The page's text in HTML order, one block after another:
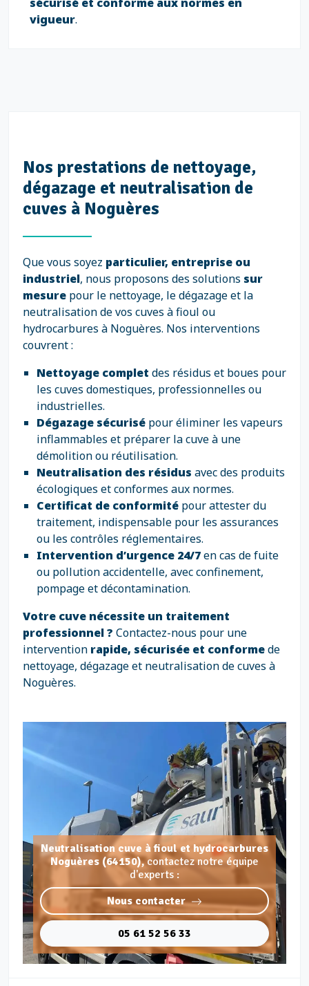
vigueur.
Nos prestations de nettoyage,
dégazage et neutralisation de
cuves à Noguères
Que vous soyez particulier, entreprise ou
industriel, nous proposons des solutions sur
mesure pour le nettoyage, le dégazage et la
neutralisation de vos cuves à fioul ou
hydrocarbures à Noguères. Nos interventions
couvrent :
Nettoyage complet des résidus et boues pour
les cuves domestiques, professionnelles ou
industrielles.
Dégazage sécurisé pour éliminer les vapeurs
inflammables et préparer la cuve à une
démolition ou réutilisation.
Neutralisation des résidus avec des produits
écologiques et conformes aux normes.
Certificat de conformité pour attester du
traitement, indispensable pour les assurances
ou les contrôles réglementaires.
Intervention d’urgence 24/7en cas de fuite
ou pollution accidentelle, avec confinement,
pompage et décontamination.
Votre cuve nécessite un traitement
professionnel ? Contactez-nous pour une
intervention rapide, sécurisée et conformede
nettoyage, dégazage et neutralisation de cuves à
Noguères.
Neutralisation cuve à fioul et hydrocarbures
Noguères (64150), contactez notre équipe
d'experts :
Nous contacter
05 61 52 56 33